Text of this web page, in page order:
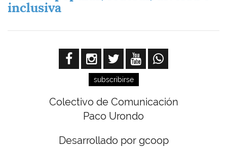
inclusiva
subscribirse
Colectivo de Comunicación
Paco Urondo
Desarrollado por gcoop